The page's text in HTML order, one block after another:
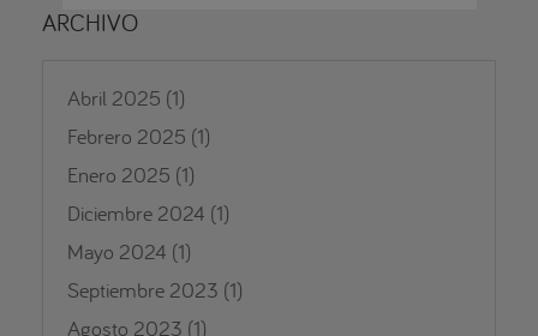
ARCHIVO
Abril 2025 (1)
Febrero 2025 (1)
Enero 2025 (1)
Diciembre 2024 (1)
Mayo 2024 (1)
Septiembre 2023 (1)
Agosto 2023 (1)